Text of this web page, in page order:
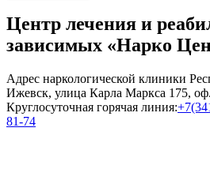
Центр лечения и
зависимых «Нарко
Адрес наркологической клиники
Ижевск, улица Карла Маркса 175,
Круглосуточная горячая линия:
81-74